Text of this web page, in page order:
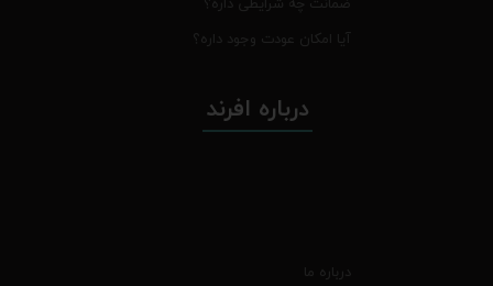
آیا امکان عودت وجود داره؟
درباره افرند
درباره ما